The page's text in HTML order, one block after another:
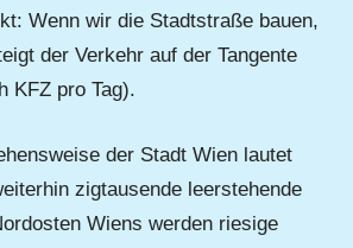
Wenn wir die Stadtstraße bauen,
der Verkehr auf der Tangente
KFZ pro Tag).
der Stadt Wien lautet
zigtausende leerstehende
Wiens werden riesige